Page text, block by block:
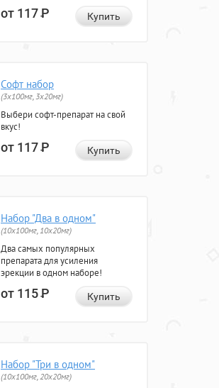
от 117Р Купить
Софт набор
(3x100мг, 3x20мг)
Выбери софт-препарат на свой
вкус!
от 117Р Купить
Набор "Два в одном"
(10x100мг, 10x20мг)
Два самых популярных
препарата для усиления
эрекции в одном наборе!
от 115Р Купить
Набор "Три в одном"
(10x100мг, 20x20мг)